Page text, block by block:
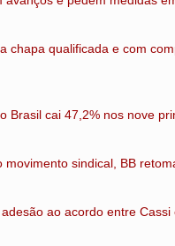
chapa qualificada e com
Brasil cai 47,2% nos nove
movimento sindical, BB
ao acordo entre Cassi